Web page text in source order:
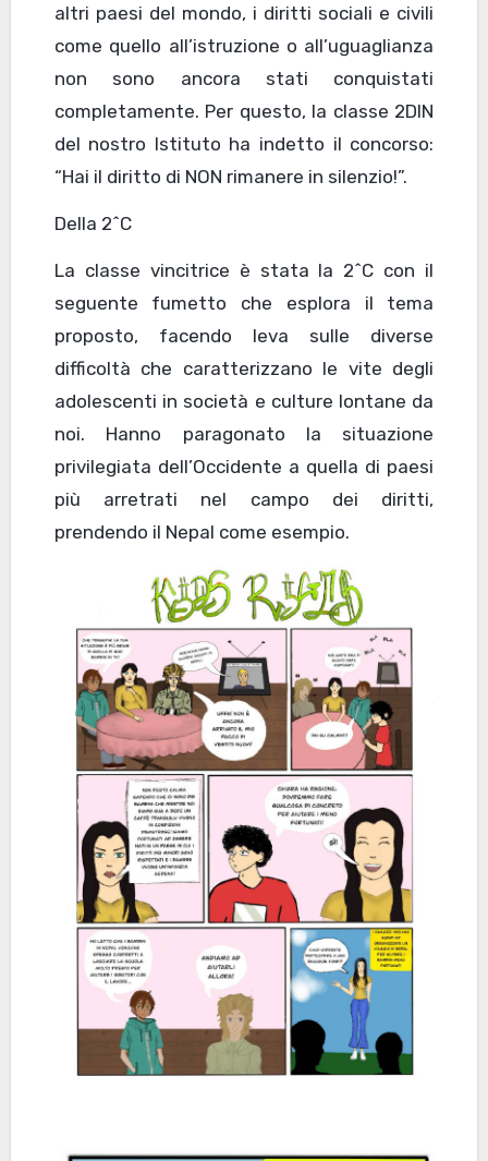
altri paesi del mondo, i diritti sociali e civili
come quello all’istruzione o all’uguaglianza
non sono ancora stati conquistati
completamente. Per questo, la classe 2DIN
del nostro Istituto ha indetto il concorso:
“Hai il diritto di NON rimanere in silenzio!”.
Della 2^C
La classe vincitrice è stata la 2^C con il
seguente fumetto che esplora il tema
proposto, facendo leva sulle diverse
difficoltà che caratterizzano le vite degli
adolescenti in società e culture lontane da
noi. Hanno paragonato la situazione
privilegiata dell’Occidente a quella di paesi
più arretrati nel campo dei diritti,
prendendo il Nepal come esempio.